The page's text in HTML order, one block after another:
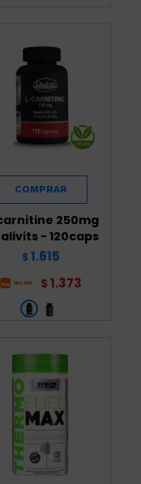
250mg
- 120caps
$ 1.615
$ 1.373